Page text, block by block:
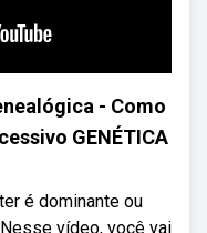
- Como
GENÉTICA
é dominante ou
vídeo, você vai